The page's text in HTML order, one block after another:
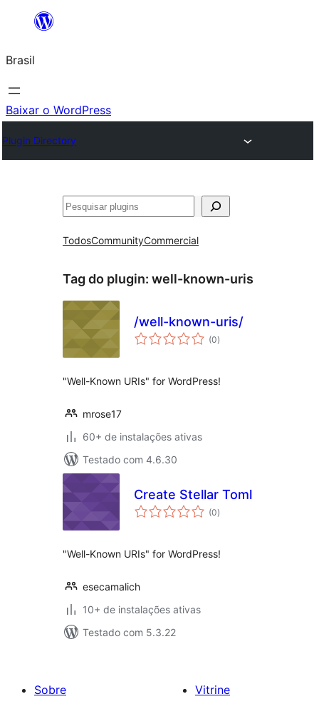
o
conteúdo
Brasil
Baixar o WordPress
Plugin Directory
Pesquisar
TodosCommunityCommercial
Tag do plugin: well-known-uris
/well-known-uris/
(0total
de
)
"Well-Known URIs" for WordPress!
mrose17
60+ de instalações ativas
Testado com 4.6.30
Create Stellar Toml
(0total
de
)
"Well-Known URIs" for WordPress!
esecamalich
10+ de instalações ativas
Testado com 5.3.22
Sobre
Vitrine